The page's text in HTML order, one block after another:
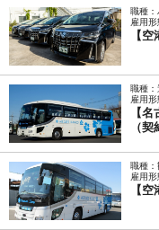
職種：
雇用
【
職種：
雇用
【
（契
職種：
雇用
【